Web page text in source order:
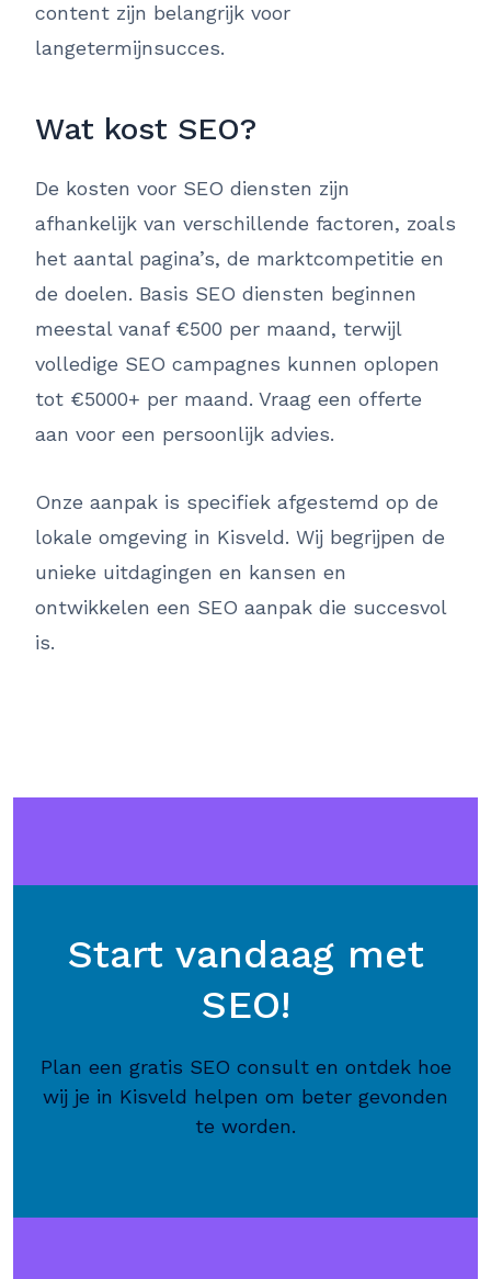
content zijn belangrijk voor
langetermijnsucces.
Wat kost SEO?
De kosten voor SEO diensten zijn
afhankelijk van verschillende factoren, zoals
het aantal pagina’s, de marktcompetitie en
de doelen. Basis SEO diensten beginnen
meestal vanaf €500 per maand, terwijl
volledige SEO campagnes kunnen oplopen
tot €5000+ per maand. Vraag een offerte
aan voor een persoonlijk advies.
Onze aanpak is specifiek afgestemd op de
lokale omgeving in Kisveld. Wij begrijpen de
unieke uitdagingen en kansen en
ontwikkelen een SEO aanpak die succesvol
is.
Start vandaag met
SEO!
Plan een gratis SEO consult en ontdek hoe
wij je in Kisveld helpen om beter gevonden
te worden.